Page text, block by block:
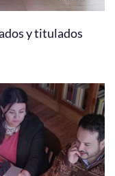
y titulados